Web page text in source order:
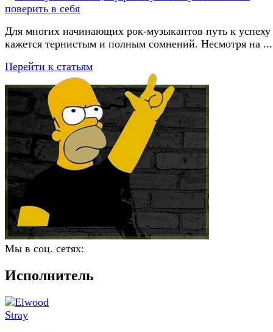
Для многих начинающих рок-музыкантов путь к успеху
кажется тернистым и полным сомнений. Несмотря на ...
Перейти к статьям
Мы в соц. сетях:
Исполнитель